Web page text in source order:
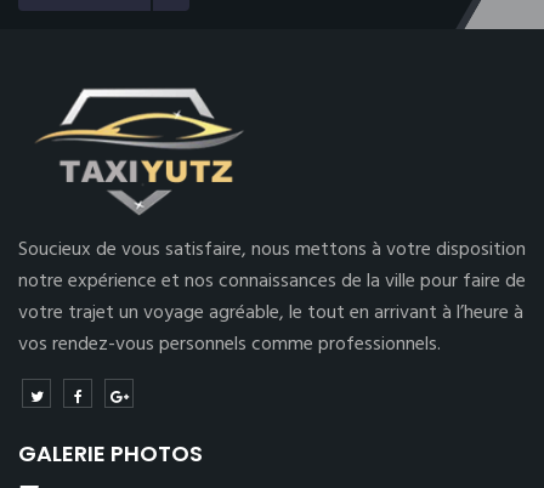
Soucieux de vous satisfaire, nous mettons à votre disposition
notre expérience et nos connaissances de la ville pour faire de
votre trajet un voyage agréable, le tout en arrivant à l’heure à
vos rendez-vous personnels comme professionnels.
GALERIE PHOTOS